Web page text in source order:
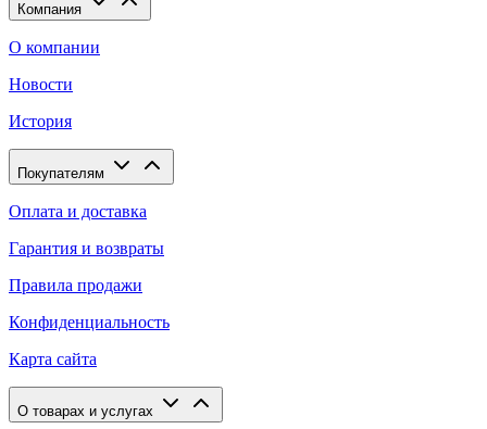
Компания
О компании
Новости
История
Покупателям
Оплата и доставка
Гарантия и возвраты
Правила продажи
Конфиденциальность
Карта сайта
О товарах и услугах